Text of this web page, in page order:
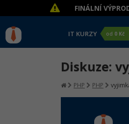
FINÁLNÍ
IT KURZY od 0 Kč
Diskuze:
PHP PHP